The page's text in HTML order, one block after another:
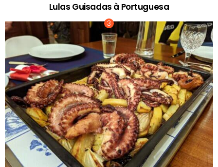
Lulas Guisadas à Portuguesa